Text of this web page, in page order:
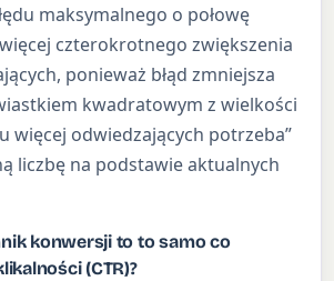
maksymalnego o połowę
czterokrotnego zwiększenia
ponieważ błąd zmniejsza
kwadratowym z wielkości
więcej odwiedzających potrzeba”
liczbę na podstawie aktualnych
konwersji to to samo co
(CTR)?